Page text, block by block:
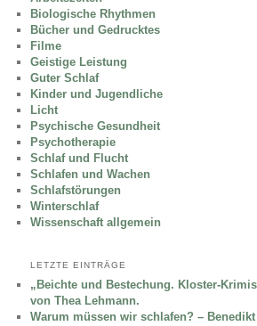
Biologische Rhythmen
Bücher und Gedrucktes
Filme
Geistige Leistung
Guter Schlaf
Kinder und Jugendliche
Licht
Psychische Gesundheit
Psychotherapie
Schlaf und Flucht
Schlafen und Wachen
Schlafstörungen
Winterschlaf
Wissenschaft allgemein
LETZTE EINTRÄGE
„Beichte und Bestechung. Kloster-
von Thea Lehmann.
Warum müssen wir schlafen? –